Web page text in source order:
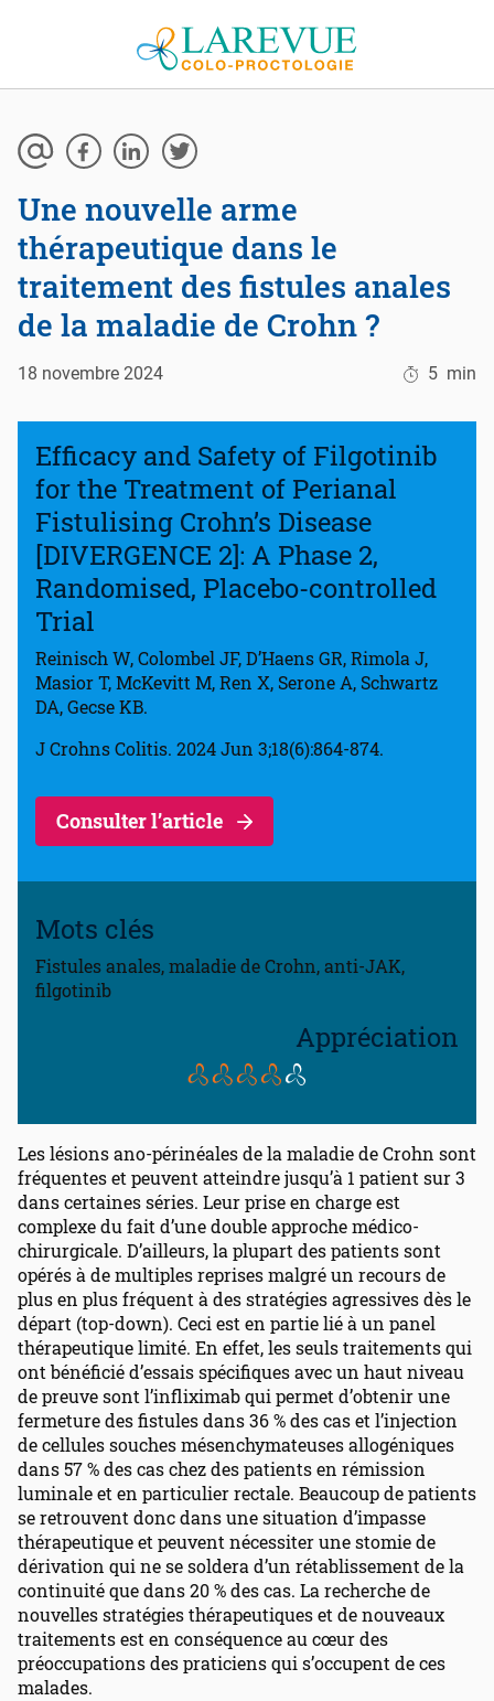
Une nouvelle arme
thérapeutique dans le
traitement des fistules anales
de la maladie de Crohn ?
18 novembre 2024 5 min
Efficacy and Safety of Filgotinib
for the Treatment of Perianal
Fistulising Crohn’s Disease
[DIVERGENCE 2]: A Phase 2,
Randomised, Placebo-controlled
Trial
Reinisch W, Colombel JF, D’Haens GR, Rimola J,
Masior T, McKevitt M, Ren X, Serone A, Schwartz
DA, Gecse KB.
J Crohns Colitis. 2024 Jun 3;18(6):864-874.
Consulter l’article
Mots clés
Fistules anales, maladie de Crohn, anti-JAK,
filgotinib
Appréciation
Les lésions ano-périnéales de la maladie de Crohn sont
fréquentes et peuvent atteindre jusqu’à 1 patient sur 3
dans certaines séries. Leur prise en charge est
complexe du fait d’une double approche médico-
chirurgicale. D’ailleurs, la plupart des patients sont
opérés à de multiples reprises malgré un recours de
plus en plus fréquent à des stratégies agressives dès le
départ (top-down). Ceci est en partie lié à un panel
thérapeutique limité. En effet, les seuls traitements qui
ont bénéficié d’essais spécifiques avec un haut niveau
de preuve sont l’infliximab qui permet d’obtenir une
fermeture des fistules dans 36 % des cas et l’injection
de cellules souches mésenchymateuses allogéniques
dans 57 % des cas chez des patients en rémission
luminale et en particulier rectale. Beaucoup de patients
se retrouvent donc dans une situation d’impasse
thérapeutique et peuvent nécessiter une stomie de
dérivation qui ne se soldera d’un rétablissement de la
continuité que dans 20 % des cas. La recherche de
nouvelles stratégies thérapeutiques et de nouveaux
traitements est en conséquence au cœur des
préoccupations des praticiens qui s’occupent de ces
malades.